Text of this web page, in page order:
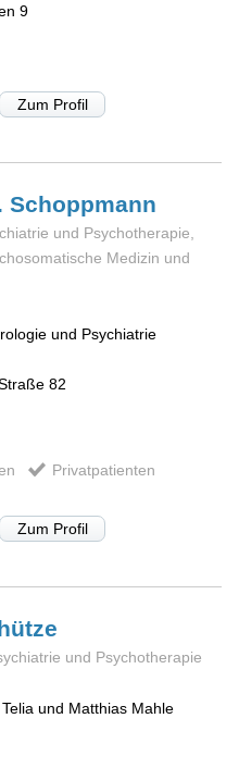
9
Zum Profil
Schoppmann
und Psychotherapie,
Medizin und
und Psychiatrie
82
Privatpatienten
Zum Profil
und Psychotherapie
und Matthias Mahle